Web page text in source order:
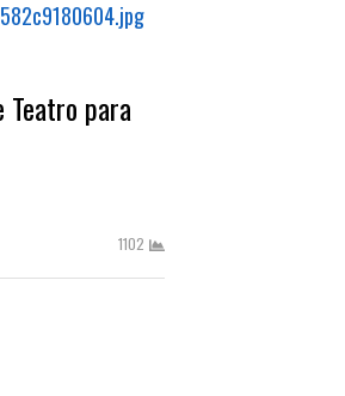
Teatro para
1102